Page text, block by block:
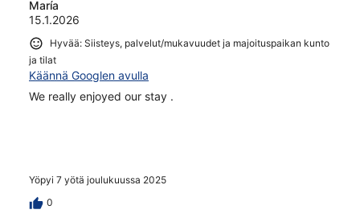
María
15.1.2026
Hyvää: Siisteys, palvelut/mukavuudet ja majoituspaikan kunto
ja tilat
Käännä Googlen avulla
We really enjoyed our stay .
Yöpyi 7 yötä joulukuussa 2025
0